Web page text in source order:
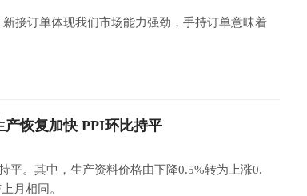
接订单体现我们市场能力强劲，手持订单意味着
产恢复加快 PPI环比持平
平。其中，生产资料价格由下降0.5%转为上涨0.
月相同。
屏